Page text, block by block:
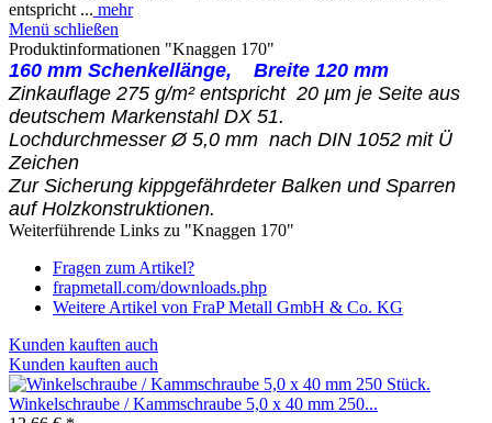
entspricht ... mehr
Menü schließen
Produktinformationen "Knaggen 170"
160 mm Schenkellänge, Breite 120 mm
Zinkauflage 275 g/m² entspricht 20 µm je Seite aus
deutschem Markenstahl DX 51.
Lochdurchmesser Ø 5,0 mm nach DIN 1052 mit Ü
Zeichen
Zur Sicherung kippgefährdeter Balken und Sparren
auf Holzkonstruktionen.
Weiterführende Links zu "Knaggen 170"
Fragen zum Artikel?
frapmetall.com/downloads.php
Weitere Artikel von FraP Metall GmbH & Co. KG
Kunden kauften auch
Kunden kauften auch
Winkelschraube / Kammschraube 5,0 x 40 mm 250...